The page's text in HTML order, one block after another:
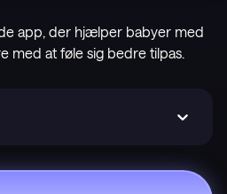
app, der hjælper babyer med
med at føle sig bedre tilpas.